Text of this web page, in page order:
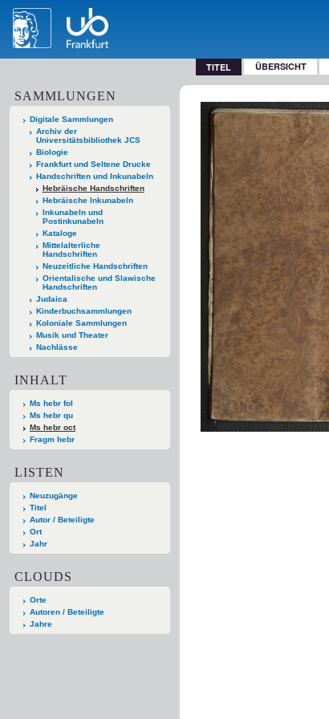
TITEL ÜBERSICHT
SAMMLUNGEN
Digitale Sammlungen
Archiv der
Universitätsbibliothek JCS
Biologie
Frankfurt und Seltene Drucke
Handschriften und Inkunabeln
Hebräische Handschriften
Hebräische Inkunabeln
Inkunabeln und
Postinkunabeln
Kataloge
Mittelalterliche
Handschriften
Neuzeitliche Handschriften
Orientalische und Slawische
Handschriften
Judaica
Kinderbuchsammlungen
Koloniale Sammlungen
Musik und Theater
Nachlässe
INHALT
Ms hebr fol
Ms hebr qu
Ms hebr oct
Fragm hebr
LISTEN
Neuzugänge
Titel
Autor / Beteiligte
Ort
Jahr
CLOUDS
Orte
Autoren / Beteiligte
Jahre